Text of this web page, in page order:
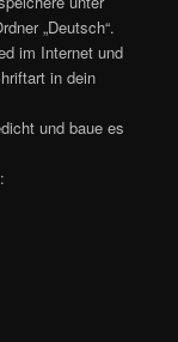
„Deutsch“.
im Internet und
in dein
und baue es